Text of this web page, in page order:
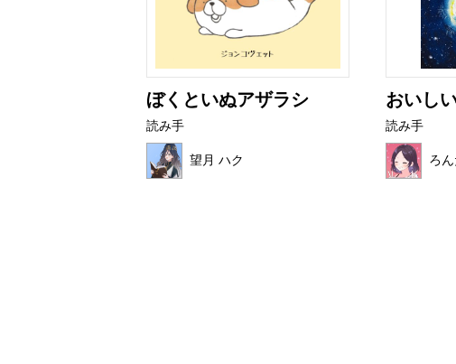
ぼくといぬアザラシ
読み手
望月 ハク
おいし
読み手
ろ